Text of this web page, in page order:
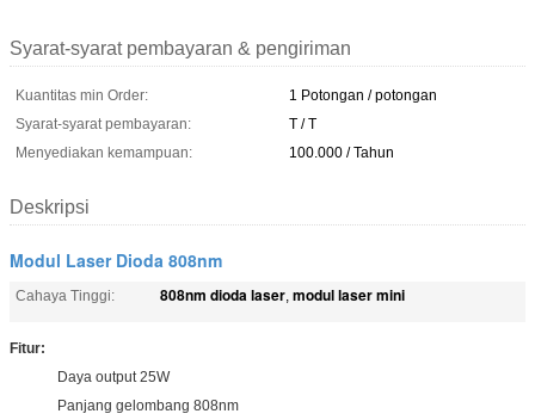
Syarat-syarat pembayaran & pengiriman
Kuantitas min Order:
1 Potongan / potongan
Syarat-syarat pembayaran:
T / T
Menyediakan kemampuan:
100.000 / Tahun
Deskripsi
Modul Laser Dioda 808nm
Cahaya Tinggi: 808nm dioda laser, modul laser mini
Fitur:
Daya output 25W
Panjang gelombang 808nm